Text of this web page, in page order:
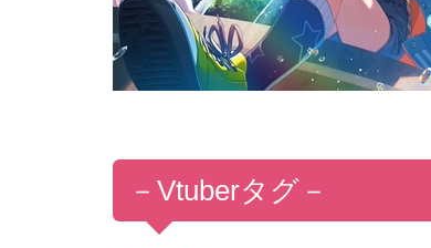
－ Vtuberタグ －